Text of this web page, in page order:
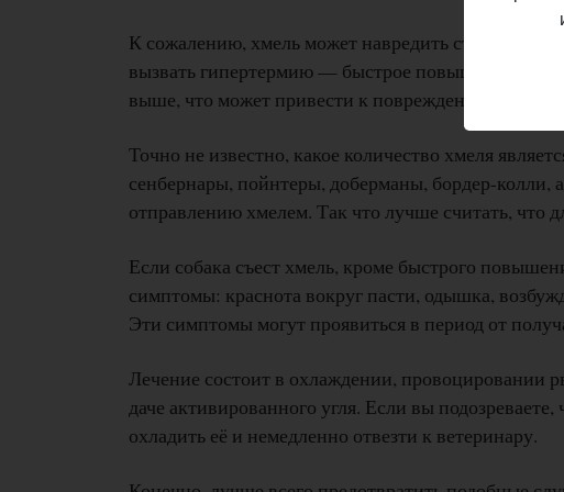
К сожалению, хмель может навредить съевшим
вызвать гипертермию — быстрое повышение
выше, что может привести к повреждению
Точно не известно, какое количество хмеля
сенбернары, пойнтеры, доберманы, бордер-колли,
отправлению хмелем. Так что лучше считать, что
Если собака съест хмель, кроме быстрого
симптомы: краснота вокруг пасти, одышка,
Эти симптомы могут проявиться в период от
Лечение состоит в охлаждении, провоцировании
даче активированного угля. Если вы
охладить её и немедленно отвезти к ветеринару.